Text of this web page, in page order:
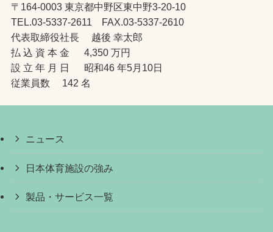
〒164-0003 東京都中野区東中野3-20-10
TEL.03-5337-2611 FAX.03-5337-2610
代表取締役社長 越後 幸太郎
払 込 資 本 金 4,350 万円
設 立 年 月 日 昭和46 年5月10日
従業員数 142 名
ニュース
日本体育施設の強み
製品・サービス一覧